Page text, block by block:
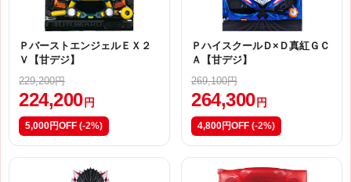
ＰバーストエンジェルＥＸ２
Ｖ【甘デジ】
229,200円
224,200 円
5,000円OFF (-2%)
ＰハイスクールＤ×Ｄ真紅ＧＣ
Ａ【甘デジ】
269,100円
264,300 円
4,800円OFF (-2%)